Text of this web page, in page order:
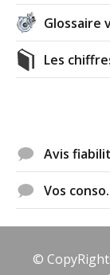
Glossaire
Les
Avis
Vos
©